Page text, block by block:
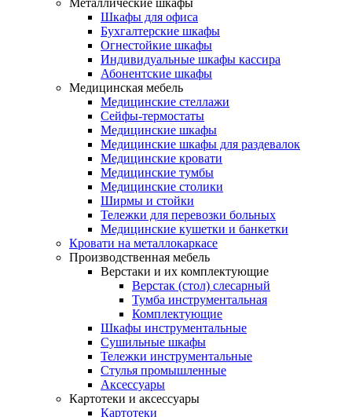
Металлические шкафы
Шкафы для офиса
Бухгалтерские шкафы
Огнестойкие шкафы
Индивидуальные шкафы кассира
Абонентские шкафы
Медицинская мебель
Медицинские стеллажи
Сейфы-термостаты
Медицинские шкафы
Медицинские шкафы для раздевалок
Медицинские кровати
Медицинские тумбы
Медицинские столики
Ширмы и стойки
Тележки для перевозки больных
Медицинские кушетки и банкетки
Кровати на металлокаркасе
Производственная мебель
Верстаки и их комплектующие
Верстак (стол) слесарный
Тумба инструментальная
Комплектующие
Шкафы инструментальные
Сушильные шкафы
Тележки инструментальные
Стулья промышленные
Аксессуары
Картотеки и аксессуары
Картотеки